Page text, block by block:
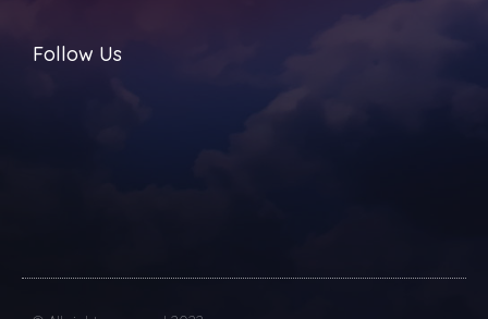
Follow Us